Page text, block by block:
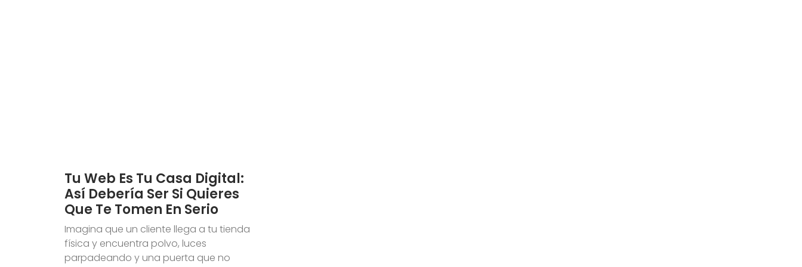
Tu Web Es Tu Casa Digital:
Así Debería Ser Si Quieres
Que Te Tomen En Serio
Imagina que un cliente llega a tu tienda
física y encuentra polvo, luces
parpadeando y una puerta que no